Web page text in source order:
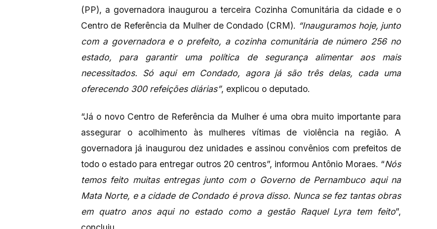
(PP), a governadora inaugurou a terceira Cozinha Comunitária da cidade e o
Centro de Referência da Mulher de Condado (CRM). “Inauguramos hoje, junto
com a governadora e o prefeito, a cozinha comunitária de número 256 no
estado, para garantir uma política de segurança alimentar aos mais
necessitados. Só aqui em Condado, agora já são três delas, cada uma
oferecendo 300 refeições diárias”, explicou o deputado.
“Já o novo Centro de Referência da Mulher é uma obra muito importante para
assegurar o acolhimento às mulheres vítimas de violência na região. A
governadora já inaugurou dez unidades e assinou convênios com prefeitos de
todo o estado para entregar outros 20 centros”, informou Antônio Moraes. “Nós
temos feito muitas entregas junto com o Governo de Pernambuco aqui na
Mata Norte, e a cidade de Condado é prova disso. Nunca se fez tantas obras
em quatro anos aqui no estado como a gestão Raquel Lyra tem feito”,